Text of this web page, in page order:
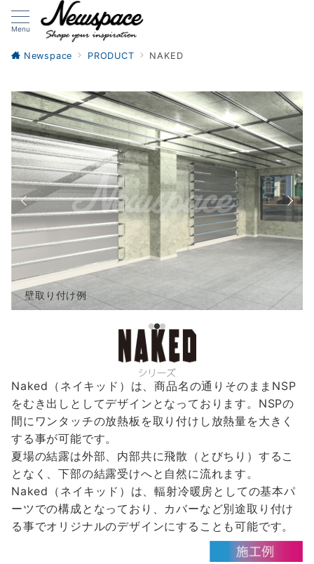
Menu
Newspace PRODUCT NAKED
壁取り付け例
Naked（ネイキッド）は、商品名の通りそのままNSP
をむき出しとしてデザインとなっております。NSPの
間にワンタッチの放熱板を取り付けし放熱量を大きく
する事が可能です。
夏場の結露は外部、内部共に飛散（とびちり）するこ
となく、下部の結露受けへと自然に流れます。
Naked（ネイキッド）は、輻射冷暖房としての基本パ
ーツでの構成となっており、カバーなど別途取り付け
る事でオリジナルのデザインにすることも可能です。